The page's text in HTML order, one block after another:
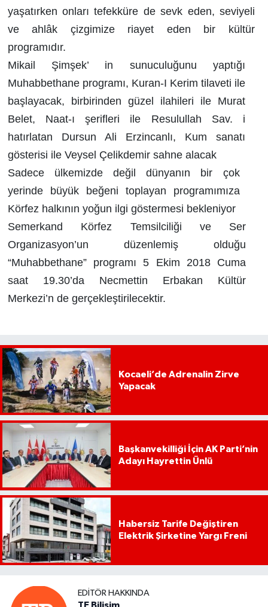
yaşatırken onları tefekküre de sevk eden, seviyeli
ve ahlâk çizgimize riayet eden bir kültür
programıdır.
Mikail Şimşek’ in sunuculuğunu yaptığı
Muhabbethane programı, Kuran-I Kerim tilaveti ile
başlayacak, birbirinden güzel ilahileri ile Murat
Belet, Naat-ı şerifleri ile Resulullah Sav. i
hatırlatan Dursun Ali Erzincanlı, Kum sanatı
gösterisi ile Veysel Çelikdemir sahne alacak
Sadece ülkemizde değil dünyanın bir çok
yerinde büyük beğeni toplayan programımıza
Körfez halkının yoğun ilgi göstermesi bekleniyor
Semerkand Körfez Temsilciliği ve Ser
Organizasyon’un düzenlemiş olduğu
“Muhabbethane” programı 5 Ekim 2018 Cuma
saat 19.30’da Necmettin Erbakan Kültür
Merkezi’n de gerçekleştirilecektir.
Kocaeli’de Adrenalin Zirve
Yapacak
Başkanvekilliği İçin AK Parti’nin
Adayı Hayrettin Ünlü
Habersiz Tarife Değiştiren
Elektrik Şirketine Yargı Freni
EDITÖR HAKKINDA